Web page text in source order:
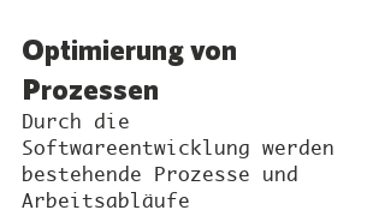
Optimierung von
Prozessen
Durch die
Softwareentwicklung werden
bestehende Prozesse und
Arbeitsabläufe